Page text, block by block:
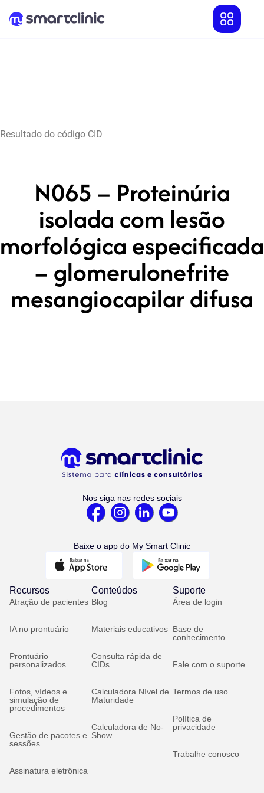
Resultado do código CID
N065 – Proteinúria
isolada com lesão
morfológica especificada
– glomerulonefrite
mesangiocapilar difusa
Nos siga nas redes sociais
Baixe o app do My Smart Clinic
Recursos
Atração de pacientes
IA no prontuário
Prontuário
personalizados
Fotos, vídeos e
simulação de
procedimentos
Gestão de pacotes e
sessões
Assinatura eletrônica
Conteúdos
Blog
Materiais educativos
Consulta rápida de
CIDs
Calculadora Nível de
Maturidade
Calculadora de No-
Show
Suporte
Área de login
Base de
conhecimento
Fale com o suporte
Termos de uso
Política de
privacidade
Trabalhe conosco